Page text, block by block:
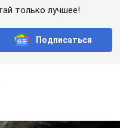
только лучшее!
Подписаться